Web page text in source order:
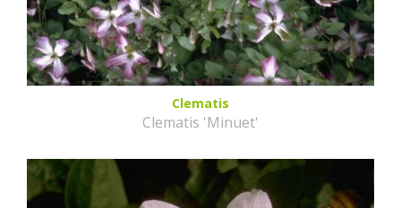
Clematis
Clematis 'Minuet'